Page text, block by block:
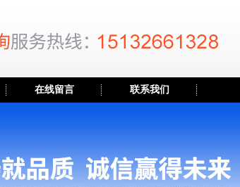
在线留言 联系我们